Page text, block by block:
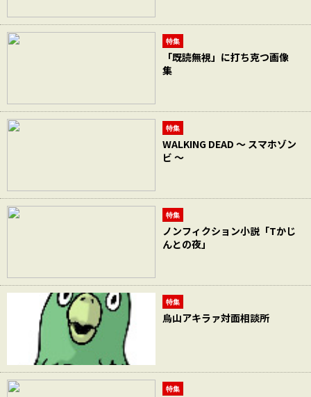
特集
「既読無視」に打ち克つ画像
集
特集
WALKING DEAD ～ スマホゾン
ビ ～
特集
ノンフィクション小説「Tかじ
んとの夜」
特集
烏山アキラァ対面相談所
特集